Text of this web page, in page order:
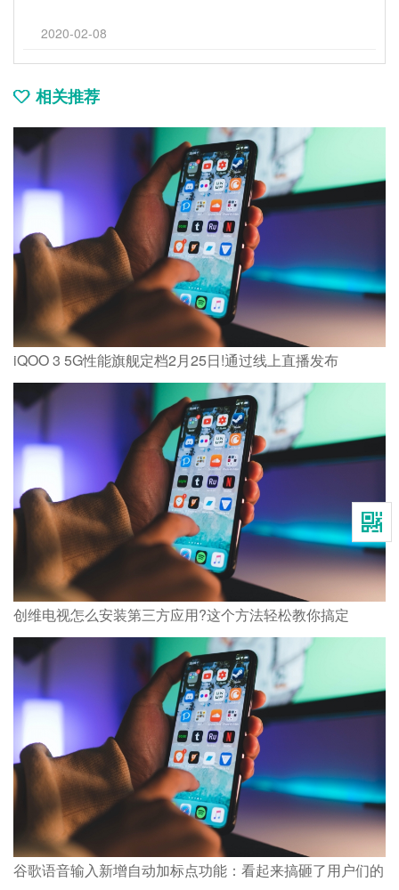
2020-02-08
相关推荐
iQOO 3 5G性能旗舰定档2月25日!通过线上直播发布
创维电视怎么安装第三方应用?这个方法轻松教你搞定
谷歌语音输入新增自动加标点功能：看起来搞砸了用户们的